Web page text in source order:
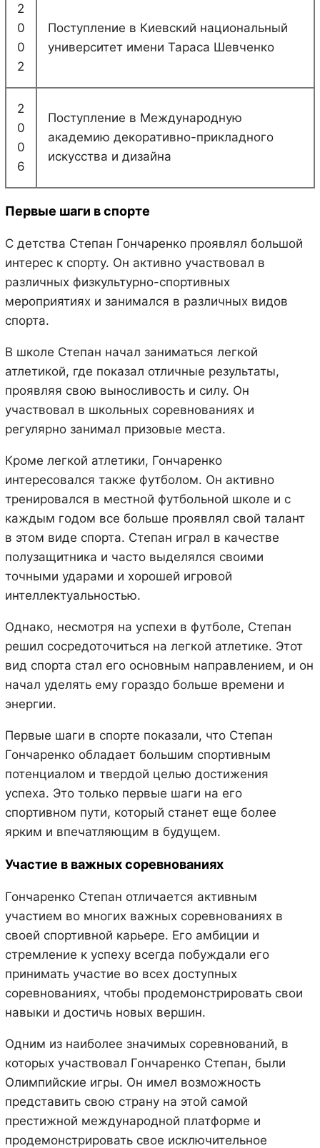
2
0
0
2
Поступление в Киевский национальный
университет имени Тараса Шевченко
2
0
0
6
Поступление в Международную
академию декоративно-прикладного
искусства и дизайна
Первые шаги в спорте
С детства Степан Гончаренко проявлял большой
интерес к спорту. Он активно участвовал в
различных физкультурно-спортивных
мероприятиях и занимался в различных видов
спорта.
В школе Степан начал заниматься легкой
атлетикой, где показал отличные результаты,
проявляя свою выносливость и силу. Он
участвовал в школьных соревнованиях и
регулярно занимал призовые места.
Кроме легкой атлетики, Гончаренко
интересовался также футболом. Он активно
тренировался в местной футбольной школе и с
каждым годом все больше проявлял свой талант
в этом виде спорта. Степан играл в качестве
полузащитника и часто выделялся своими
точными ударами и хорошей игровой
интеллектуальностью.
Однако, несмотря на успехи в футболе, Степан
решил сосредоточиться на легкой атлетике. Этот
вид спорта стал его основным направлением, и он
начал уделять ему гораздо больше времени и
энергии.
Первые шаги в спорте показали, что Степан
Гончаренко обладает большим спортивным
потенциалом и твердой целью достижения
успеха. Это только первые шаги на его
спортивном пути, который станет еще более
ярким и впечатляющим в будущем.
Участие в важных соревнованиях
Гончаренко Степан отличается активным
участием во многих важных соревнованиях в
своей спортивной карьере. Его амбиции и
стремление к успеху всегда побуждали его
принимать участие во всех доступных
соревнованиях, чтобы продемонстрировать свои
навыки и достичь новых вершин.
Одним из наиболее значимых соревнований, в
которых участвовал Гончаренко Степан, были
Олимпийские игры. Он имел возможность
представить свою страну на этой самой
престижной международной платформе и
продемонстрировать свое исключительное